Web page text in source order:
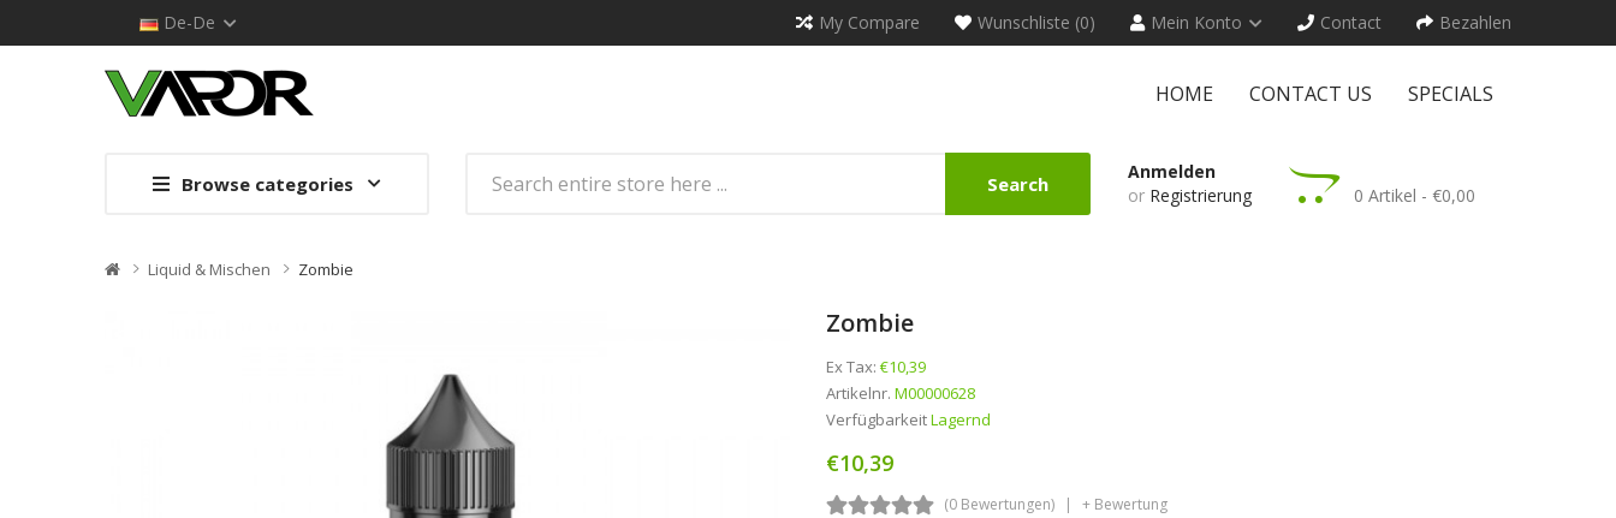
De-De My Compare Wunschliste (0) Mein Konto Contact Bezahlen
HOME CONTACT US SPECIALS
Browse categories Search
Anmelden
or Registrierung 0 Artikel - €0,00
Liquid & Mischen Zombie
Zombie
Ex Tax: €10,39
Artikelnr. M00000628
VerfügbarkeitLagernd
€10,39
(0 Bewertungen) + Bewertung